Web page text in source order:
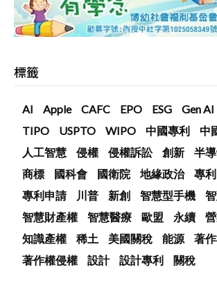
標籤
AI Apple CAFC EPO ESG Gen AI
TIPO
USPTO WIPO 中國專利
中
人工智慧
侵權 侵權訴訟 創新 半
商標
國科會 國衛院 地緣政治 專利
專利申請
川普 新創 智慧型手機
智慧財產權
智慧醫療 歐盟 永續
知識產權
稀土 美國關稅 能源
著
著作權侵權
設計 設計專利 關稅